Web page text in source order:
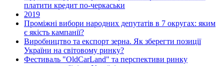
платити кредит по-черкаськи
2019
Проміжні вибори народних депутатів в 7 округах: яким
є якість кампанії?
Виробництво та експорт зерна. Як зберегти позиції
України на світовому ринку?
Фестиваль "OldCarLand" та перспективи ринку